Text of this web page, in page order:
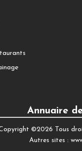
Annuaire
©2026 Tous
Autres sites :